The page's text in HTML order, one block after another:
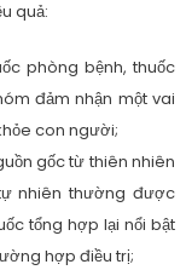
quả:
phòng bệnh, thuốc
đảm nhận một vai
con người;
gốc từ thiên nhiên
nhiên thường được
tổng hợp lại nổi bật
hợp điều trị;